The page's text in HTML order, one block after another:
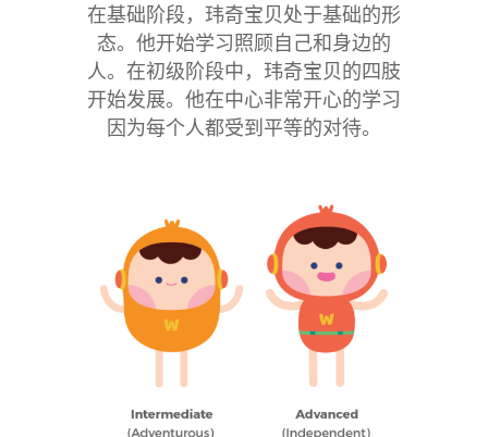
在基础阶段，玮奇宝贝处于基础的形
态。他开始学习照顾自己和身边的
人。在初级阶段中，玮奇宝贝的四肢
开始发展。他在中心非常开心的学习
因为每个人都受到平等的对待。